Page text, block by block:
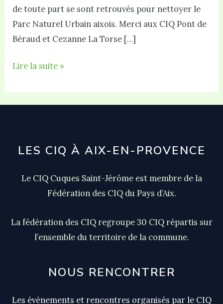
de toute part se sont retrouvés pour nettoyer le
Parc Naturel Urbain aixois. Merci aux CIQ Pont de
Béraud et Cezanne La Torse […]
Opération
ramassage
le
Lire la suite »
LES CIQ À AIX-EN-PROVENCE
Le CIQ Cuques Saint-Jérôme est membre de la
Fédération des CIQ du Pays d’Aix.
La fédération des CIQ regroupe 30 CIQ répartis sur
l’ensemble du territoire de la commune.
NOUS RENCONTRER
Les évènements et rencontres organisés par le CIQ